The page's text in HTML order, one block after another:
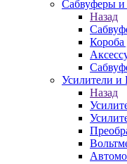
Сабвуферы и
Назад
Короба
Усилители и
Назад